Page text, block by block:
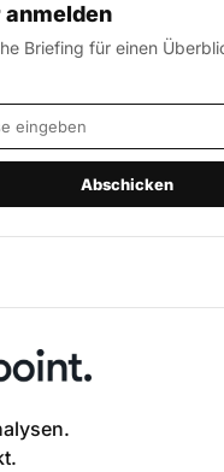
Briefing für einen
Abschicken